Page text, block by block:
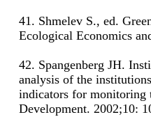
41. Shmelev S., ed.
Ecological Economics
42. Spangenberg JH.
analysis of the
indicators for monitoring
Development. 2002;10: